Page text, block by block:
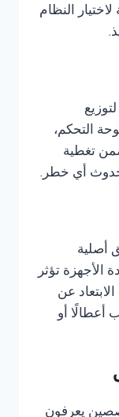
النظام
التحكم،
تغطية
حدوث أي خطر.
أصلية
الأجهزة تؤثر
عن
أعطالًا أو
يعرفون